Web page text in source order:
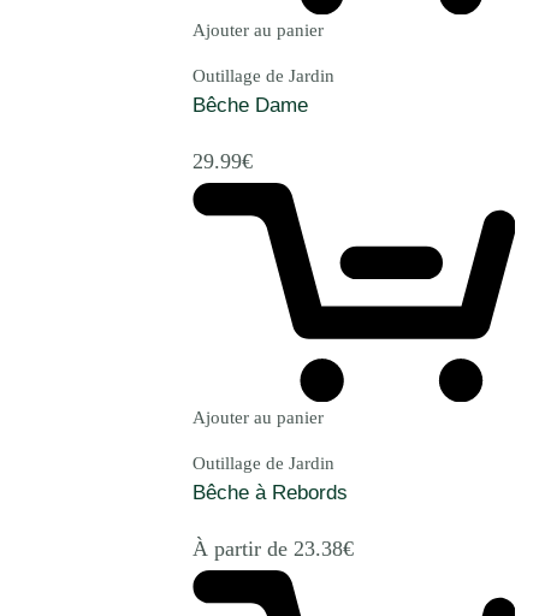
Ajouter au panier
Outillage de Jardin
Bêche Dame
29.99€
Ajouter au panier
Outillage de Jardin
Bêche à Rebords
À partir de 23.38€